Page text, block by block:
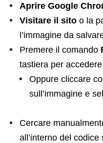
Aprire Google
Visitare il sito o la
l’immagine da
Premere il comando
tastiera per
Oppure cliccare
sull’immagine e
Cercare
all’interno del